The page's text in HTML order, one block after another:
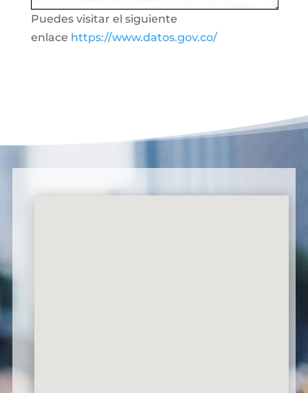
Puedes visitar el siguiente
enlace https://www.datos.gov.co/